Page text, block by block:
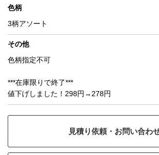
色柄
3柄アソート
その他
色柄指定不可
***在庫限りで終了***
値下げしました！298円→278円
見積り依頼・お問い合わ